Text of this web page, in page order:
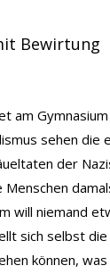
Bewirtung
am Gymnasium
sehen die
der
Menschen
will niemand
sich selbst
können,